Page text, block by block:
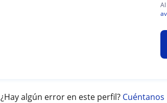
¿Hay algún error en este perfil? Cuéntanos